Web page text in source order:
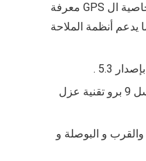
يدعم هاتف Google Pixel 9 Pro خاصية ال GPS معرفة
يدعم أنظمة الملاحة
5.3 .
يدعم ميكروفون هاتف جوجل بيكسل 9 برو تقنية عزل
و البوصلة و